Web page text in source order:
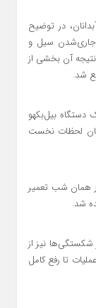
در توضیح
جاری‌شدن سیل و
آن بخشی از
شد.
دستگاه بیل‌بکهو
لحظات نخست
شبکه در همان شب تعمیر
شد.
شکستگی‌ها نیز از
این عملیات تا رفع کامل